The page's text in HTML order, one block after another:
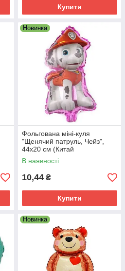
Купити
Новинка
Фольгована міні-куля
"Щенячий патруль, Чейз",
44х20 см (Китай
В наявності
10,44 ₴
Купити
Новинка